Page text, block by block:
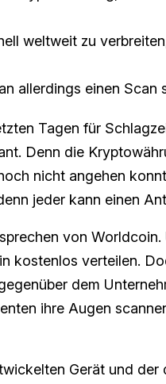
weltweit zu
allerdings einen Scan
Tagen für
Denn die
nicht angehen
jeder kann einen
von
kostenlos verteilen.
dem
ihre Augen
Gerät und